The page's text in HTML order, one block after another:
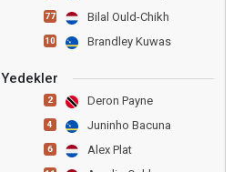
77 Bilal Ould-Chikh
10 Brandley Kuwas
Yedekler
2 Deron Payne
4 Juninho Bacuna
6 Alex Plat